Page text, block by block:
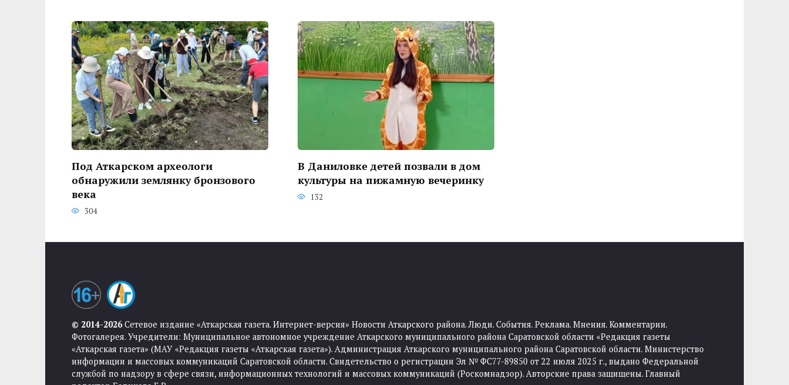
Под Аткарском археологи
обнаружили землянку бронзового
века
304
В Даниловке детей позвали в дом
культуры на пижамную вечеринку
132
© 2014-2026Сетевое издание «Аткарская газета. Интернет-версия» Новости Аткарского района. Люди. События. Реклама. Мнения. Комментарии.
Фотогалерея. Учредители: Муниципальное автономное учреждение Аткарского муниципального района Саратовской области «Редакция газеты
«Аткарская газета» (МАУ «Редакция газеты «Аткарская газета»). Администрация Аткарского муниципального района Саратовской области. Министерство
информации и массовых коммуникаций Саратовской области. Свидетельство о регистрации Эл № ФС77-89850 от 22 июля 2025 г., выдано Федеральной
службой по надзору в сфере связи, информационных технологий и массовых коммуникаций (Роскомнадзор). Авторские права защищены. Главный